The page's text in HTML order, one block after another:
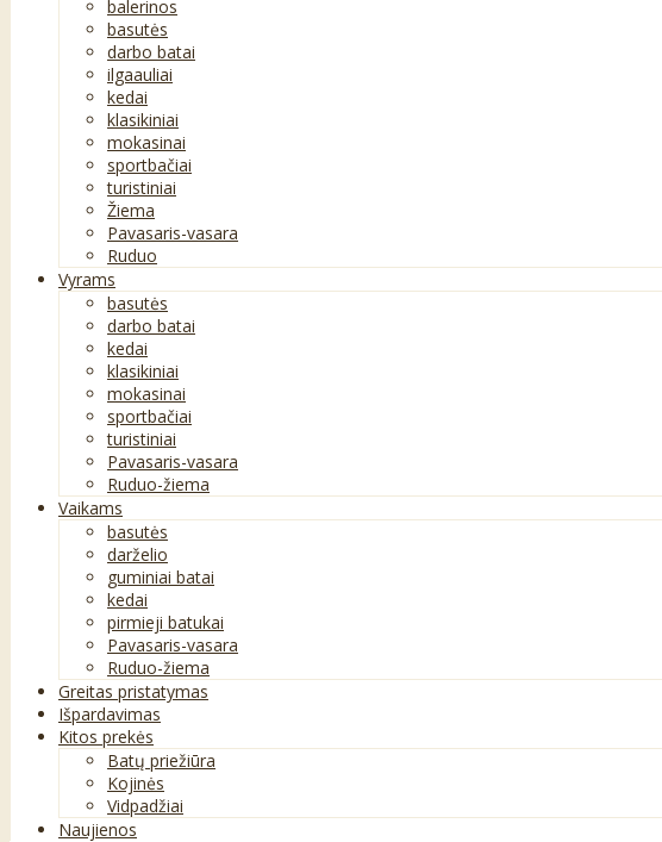
balerinos
basutės
darbo batai
ilgaauliai
kedai
klasikiniai
mokasinai
sportbačiai
turistiniai
Žiema
Pavasaris-vasara
Ruduo
Vyrams
basutės
darbo batai
kedai
klasikiniai
mokasinai
sportbačiai
turistiniai
Pavasaris-vasara
Ruduo-žiema
Vaikams
basutės
darželio
guminiai batai
kedai
pirmieji batukai
Pavasaris-vasara
Ruduo-žiema
Greitas pristatymas
Išpardavimas
Kitos prekės
Batų priežiūra
Kojinės
Vidpadžiai
Naujienos